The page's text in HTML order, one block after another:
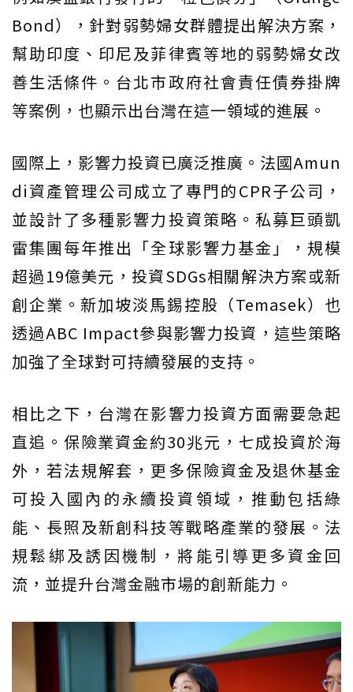
Bond），針對弱勢婦女群體提出解決方案，
幫助印度、印尼及菲律賓等地的弱勢婦女改
善生活條件。台北市政府社會責任債券掛牌
等案例，也顯示出台灣在這一領域的進展。
國際上，影響力投資已廣泛推廣。法國Amun
di資產管理公司成立了專門的CPR子公司，
並設計了多種影響力投資策略。私募巨頭凱
雷集團每年推出「全球影響力基金」，規模
超過19億美元，投資SDGs相關解決方案或新
創企業。新加坡淡馬錫控股（Temasek）也
透過ABC Impact參與影響力投資，這些策略
加強了全球對可持續發展的支持。
相比之下，台灣在影響力投資方面需要急起
直追。保險業資金約30兆元，七成投資於海
外，若法規解套，更多保險資金及退休基金
可投入國內的永續投資領域，推動包括綠
能、長照及新創科技等戰略產業的發展。法
規鬆綁及誘因機制，將能引導更多資金回
流，並提升台灣金融市場的創新能力。